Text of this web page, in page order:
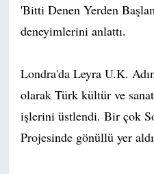
'Bitti Denen Yerden
deneyimlerini anlattı.
Londra'da Leyra U.K.
olarak Türk kültür ve
işlerini üstlendi. Bir çok
Projesinde gönüllü yer